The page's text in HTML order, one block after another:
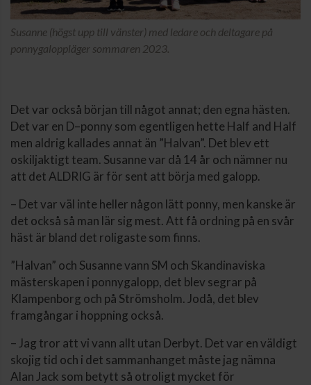
Susanne (högst upp till vänster) med ledare och deltagare på
ponnygaloppläger sommaren 2023.
Det var också början till något annat; den egna hästen.
Det var en D–ponny som egentligen hette Half and Half
men aldrig kallades annat än ”Halvan”. Det blev ett
oskiljaktigt team. Susanne var då 14 år och nämner nu
att det ALDRIG är för sent att börja med galopp.
– Det var väl inte heller någon lätt ponny, men kanske är
det också så man lär sig mest. Att få ordning på en svår
häst är bland det roligaste som finns.
”Halvan” och Susanne vann SM och Skandinaviska
mästerskapen i ponnygalopp, det blev segrar på
Klampenborg och på Strömsholm. Jodå, det blev
framgångar i hoppning också.
– Jag tror att vi vann allt utan Derbyt. Det var en väldigt
skojig tid och i det sammanhanget måste jag nämna
Alan Jack som betytt så otroligt mycket för